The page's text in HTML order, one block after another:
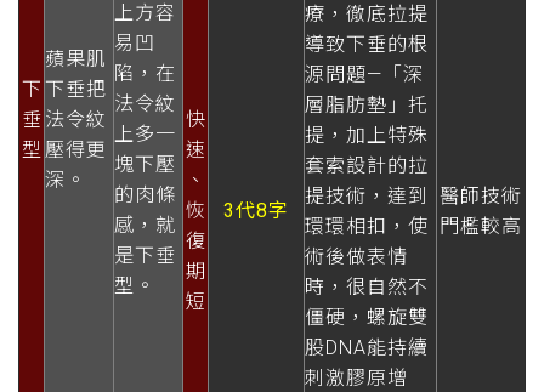
下
垂
型
蘋果肌
下垂把
法令紋
壓得更
深。
上方容
易凹
陷，在
法令紋
上多一
塊下壓
的肉條
感，就
是下垂
型。
快
速
、
恢
復
期
短
3代8字
療，徹底拉提
導致下垂的根
源問題—「深
層脂肪墊」托
提，加上特殊
套索設計的拉
提技術，達到
環環相扣，使
術後做表情
時，很自然不
僵硬，螺旋雙
股DNA能持續
刺激膠原增
醫師技術
門檻較高